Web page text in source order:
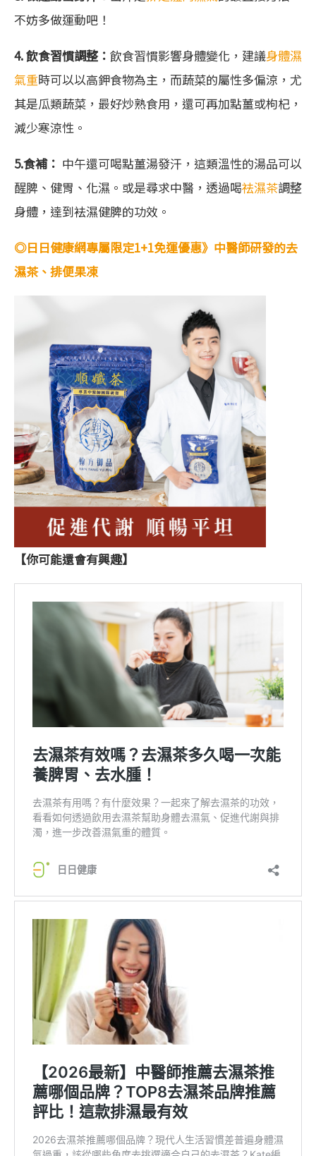
不妨多做運動吧！
4. 飲食習慣調整： 飲食習慣影響身體變化，建議身體濕
氣重時可以以高鉀食物為主，而蔬菜的屬性多偏涼，尤
其是瓜類蔬菜，最好炒熟食用，還可再加點薑或枸杞，
減少寒涼性。
5.食補： 中午還可喝點薑湯發汗，這類溫性的湯品可以
醒脾、健胃、化濕。或是尋求中醫，透過喝祛濕茶調整
身體，達到袪濕健脾的功效。
◎日日健康網專屬限定1+1免運優惠》中醫師研發的去
濕茶、排便果凍
【你可能還會有興趣】